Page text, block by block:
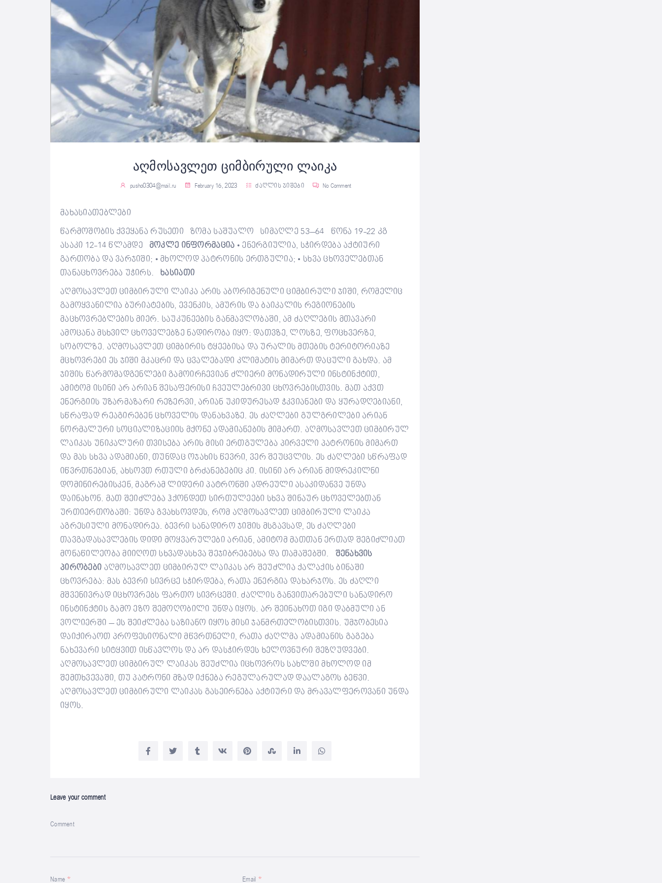
აღმოსავლეთ ციმბირული ლაიკა
pusho0304@mail.ru February 16, 2023 ძაღლის ჯიშები No Comment
მახასიათებლები
წარმოშობის ქვეყანა რუსეთი ზომა საშუალო სიმაღლე 53–64 წონა 19-22 კგ
ასაკი 12-14 წლამდე მოკლე ინფორმაცია • ენერგიულია, სჭირდება აქტიური
გართობა და ვარჯიში; • მხოლოდპატრონის ერთგულია; • სხვა ცხოველებთან
თანაცხოვრება უჭირს.
ხასიათი
აღმოსავლეთ ციმბირული ლაიკა არის აბორიგენული ციმბირული ჯიში, რომელიც
გამოყვანილია ბურიატების, ევენკის, ამურის და ბაიკალის რეგიონების
მაცხოვრებლების მიერ. საუკუნეების განმავლობაში, ამ ძაღლების მთავარი
ამოცანა მსხვილ ცხოველებზე ნადირობა იყო: დათვზე, ლოსზე, ფოცხვერზე,
სობოლზე. აღმოსავლეთ ციმბირის ტყეებისა და ურალის მთების ტერიტორიაზე
მცხოვრები ეს ჯიში მკაცრი და ცვალებადი კლიმატის მიმართ დაცული გახდა. ამ
ჯიშის წარმომადგენლები გამოირჩევიან ძლიერი მონადირული ინსტინქტით,
ამიტომ ისინი არ არიან შესაფერისი ჩვეულებრივი ცხოვრებისთვის. მათ აქვთ
ენერგიის უზარმაზარი რეზერვი, არიან უკიდურესად ჭკვიანები და ყურადღებიანი,
სწრაფად რეაგირებენ ცხოველის დანახვაზე. ეს ძაღლები გულგრილები არიან
ნორმალური სოციალიზაციის მქონე ადამიანების მიმართ. აღმოსავლეთ ციმბირულ
ლაიკას უნიკალური თვისება არის მისი ერთგულება პირველი პატრონის მიმართ
და მას სხვა ადამიანი, თუნდაც ოჯახის წევრი, ვერ შეუცვლის. ეს ძაღლები სწრაფად
იწვრთნებიან, ახსოვთ რთული ბრძანებებიც კი. ისინი არ არიან მიდრეკილნი
დომინირებისკენ, მაგრამ ლიდერი პატრონში ადრეული ასაკიდანვე უნდა
დაინახონ. მათ შეიძლება ჰქონდეთ სირთულეები სხვა შინაურ ცხოველებთან
ურთიერთობაში: უნდა გვახსოვდეს, რომ აღმოსავლეთ ციმბირული ლაიკა
აგრესიული მონადირეა. ბევრი სანადირო ჯიშის მსგავსად, ეს ძაღლები
თავგადასავლების დიდი მოყვარულები არიან, ამიტომ მათთან ერთად შეგიძლიათ
მონაწილეობა მიიღოთ სხვადასხვა შეჯიბრებებსა და თამაშებში.
შენახვის
პირობები აღმოსავლეთ ციმბირულ ლაიკას არ შეუძლია ქალაქის ბინაში
ცხოვრება: მას ბევრი სივრცე სჭირდება, რათა ენერგია დახარჯოს. ეს ძაღლი
მშვენივრად იცხოვრებს ფართო სივრცეში. ძაღლის განვითარებული სანადირო
ინსტინქტის გამო ეზო შემოღობილი უნდა იყოს. არ შეინახოთ იგი დაბმული ან
ვოლიერში – ეს შეიძლება საზიანო იყოს მისი ჯანმრთელობისთვის. უმჯობესია
დაიქირაოთ პროფესიონალი მწვრთნელი, რათა ძაღლმა ადამიანის გაგება
ნახევარი სიტყვით ისწავლოს და არ დასჭირდეს ხელოვნური შეზღუდვები.
აღმოსავლეთ ციმბირულ ლაიკას შეუძლია იცხოვროს სახლში მხოლოდ იმ
შემთხვევაში, თუ პატრონი მზად იქნება რეგულარულად დაალაგოს ბეწვი.
აღმოსავლეთ ციმბირული ლაიკას გასეირნება აქტიური და მრავალფეროვანი უნდა
იყოს.
Leave your comment
Comment
Name Email